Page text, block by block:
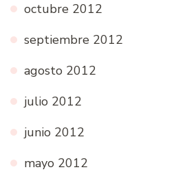
octubre 2012
septiembre 2012
agosto 2012
julio 2012
junio 2012
mayo 2012